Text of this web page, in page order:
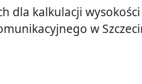
dla kalkulacji
w